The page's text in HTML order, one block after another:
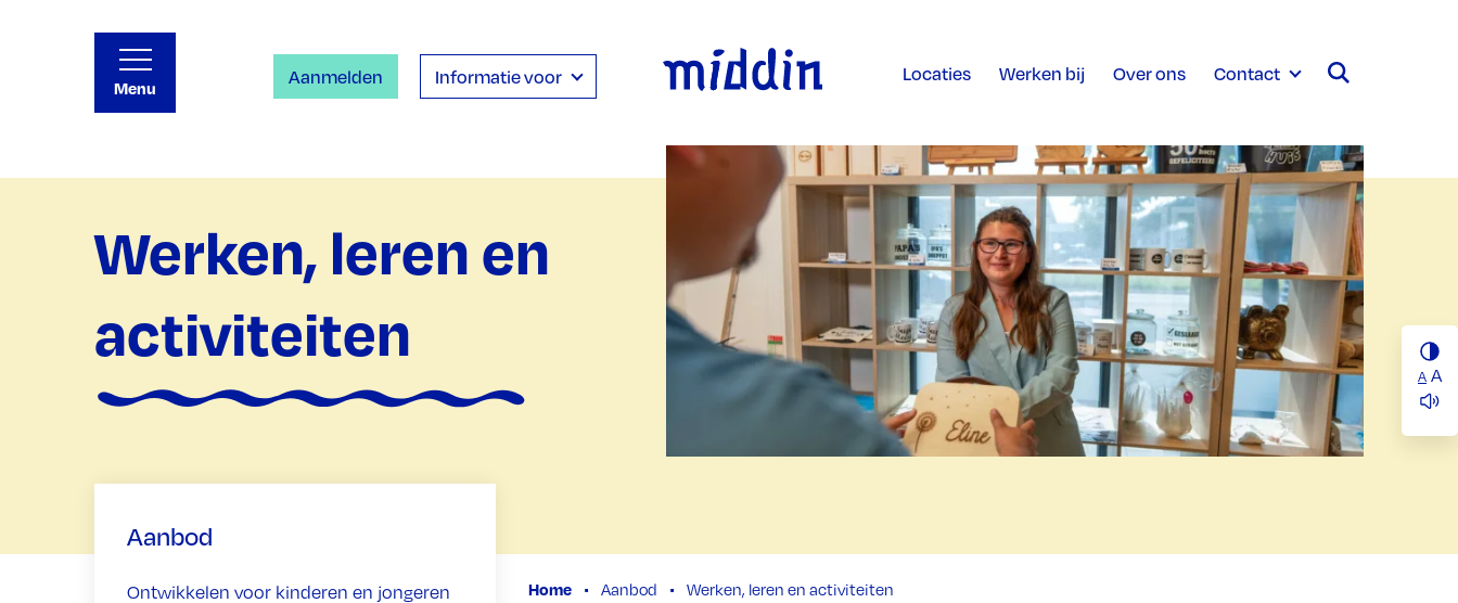
A A
Menu
Aanmelden Informatie voor Locaties Werken bij Over ons Contact
Werken, leren en
activiteiten
Aanbod
Ontwikkelen voor kinderen en jongeren Home Aanbod Werken, leren en activiteiten